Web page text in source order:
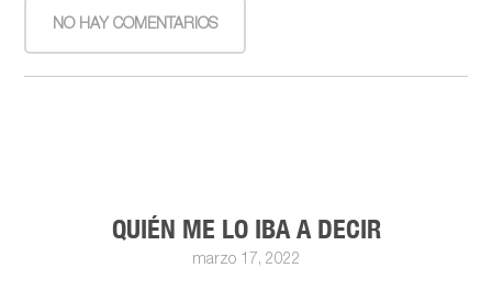
NO HAY COMENTARIOS
QUIÉN ME LO IBA A DECIR
marzo 17, 2022